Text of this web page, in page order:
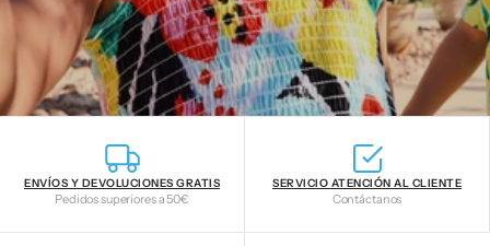
ENVÍOS Y DEVOLUCIONES GRATIS
Pedidos superiores a 50€
SERVICIO ATENCIÓN AL CLIENTE
Contáctanos